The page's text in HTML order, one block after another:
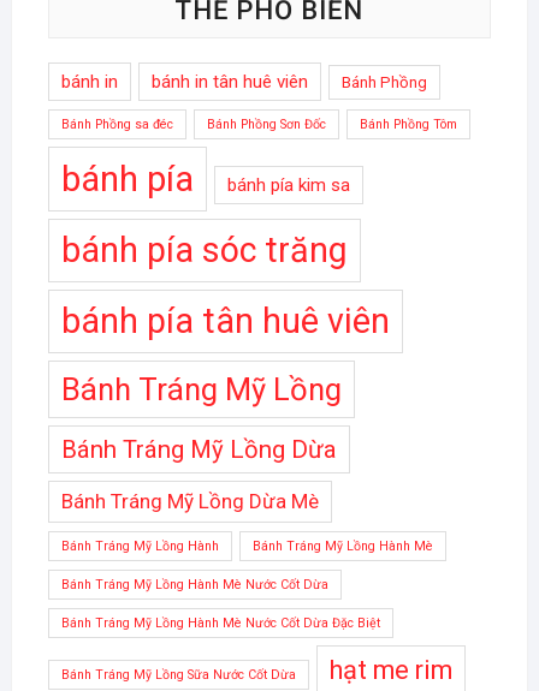
THẺ PHỔ BIẾN
bánh in bánh in tân huê viên Bánh Phồng
Bánh Phồng sa đéc Bánh Phồng Sơn Đốc Bánh Phồng Tôm
bánh pía bánh pía kim sa
bánh pía sóc trăng
bánh pía tân huê viên
Bánh Tráng Mỹ Lồng
Bánh Tráng Mỹ Lồng Dừa
Bánh Tráng Mỹ Lồng Dừa Mè
Bánh Tráng Mỹ Lồng Hành Bánh Tráng Mỹ Lồng Hành Mè
Bánh Tráng Mỹ Lồng Hành Mè Nước Cốt Dừa
Bánh Tráng Mỹ Lồng Hành Mè Nước Cốt Dừa Đặc Biệt
Bánh Tráng Mỹ Lồng Sữa Nước Cốt Dừa hạt me rim